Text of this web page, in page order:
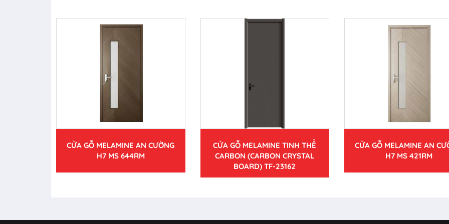
CỬA GỖ MELAMINE AN CƯỜNG
H7 MS 644RM
CỬA GỖ MELAMINE TINH THỂ
CARBON (CARBON CRYSTAL
BOARD) TF-23162
CỬA GỖ MELAMINE AN
H7 MS 421RM